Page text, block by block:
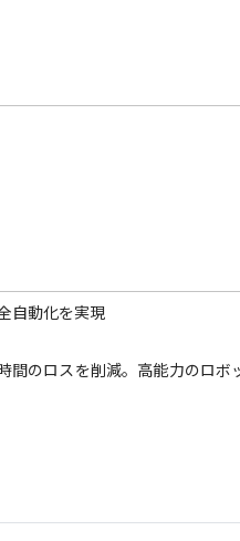
自動化を実現
のロスを削減。高能力のロボ